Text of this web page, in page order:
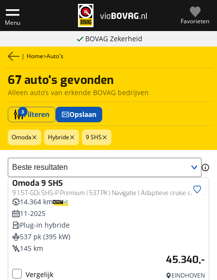
Menu Favorieten
BOVAG Zekerheid
| Home>Auto's
67 auto's gevonden
Alleen auto’s van erkende BOVAG bedrijven
3Filteren Opslaan
Omoda Hybride 9 SHS
Sorteer resultaten
Omoda 9 SHS
9 1.5T-GDi SHS-P Premium | 537 PK | Navigatie | Adaptieve cruise control | Leder int | Stoelkoeling en verwarming| Camera 360 | Stoelen en stuur elektrisch met geheugen |
14.364 km
11-2025
Plug-in hybride
537 pk (395 kW)
145 km
45.340,-
Vergelijk EINDHOVEN